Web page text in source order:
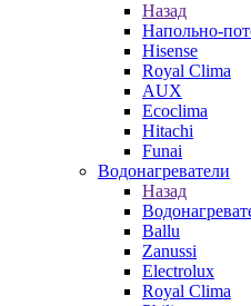
Назад
Напольно-
Hisense
Royal Clima
AUX
Ecoclima
Hitachi
Funai
Водонагреватели
Назад
Ballu
Zanussi
Electrolux
Royal Clima